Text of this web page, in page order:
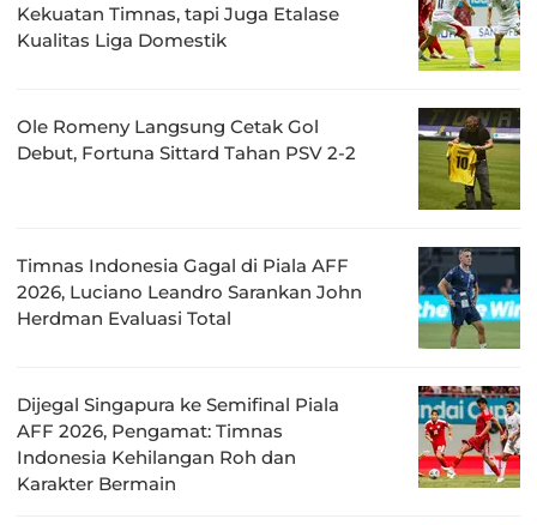
Kekuatan Timnas, tapi Juga Etalase
Kualitas Liga Domestik
Ole Romeny Langsung Cetak Gol
Debut, Fortuna Sittard Tahan PSV 2-2
Timnas Indonesia Gagal di Piala AFF
2026, Luciano Leandro Sarankan John
Herdman Evaluasi Total
Dijegal Singapura ke Semifinal Piala
AFF 2026, Pengamat: Timnas
Indonesia Kehilangan Roh dan
Karakter Bermain